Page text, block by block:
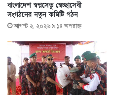
বাংলাদেশ স্বপ্নসেতু স্বেচ্ছাসেবী
সংগঠনের নতুন কমিটি গঠন
আগস্ট ২, ২০২৬ ৯:১৪ অপরাহ্ণ